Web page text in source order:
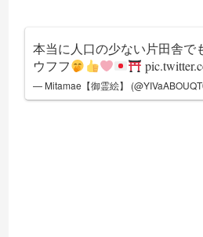
本当に人口の少ない片田舎
ウフフ
— Mitamae【御霊絵】